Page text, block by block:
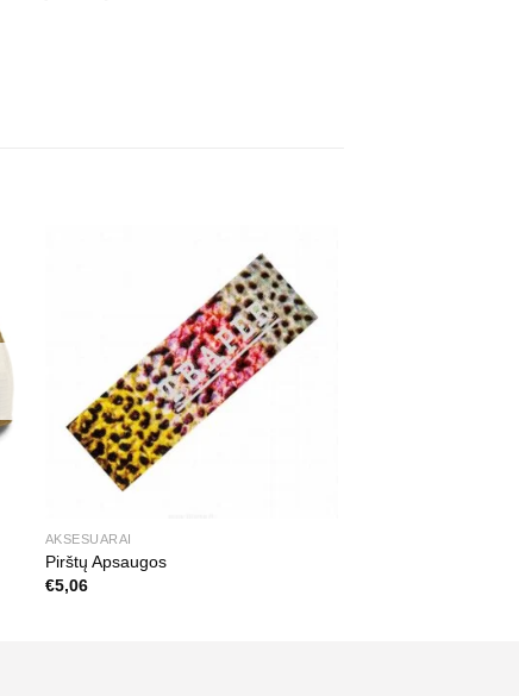
AKSESUARAI
Pirštų Apsaugos
€5,06